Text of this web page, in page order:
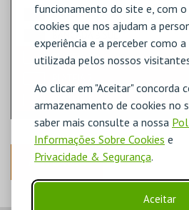
funcionamento do site e, com
cookies que nos ajudam a
experiência e a perceber como
utilizada pelos nossos
Ao clicar em "Aceitar" concorda
armazenamento de cookies no
saber mais consulte a nossa
Informações Sobre Cookies e
Privacidade & Segurança.
Aceitar
BANCADA B NORTE
BANCADA B SUL
PLATEIA 1
ANTERIOR